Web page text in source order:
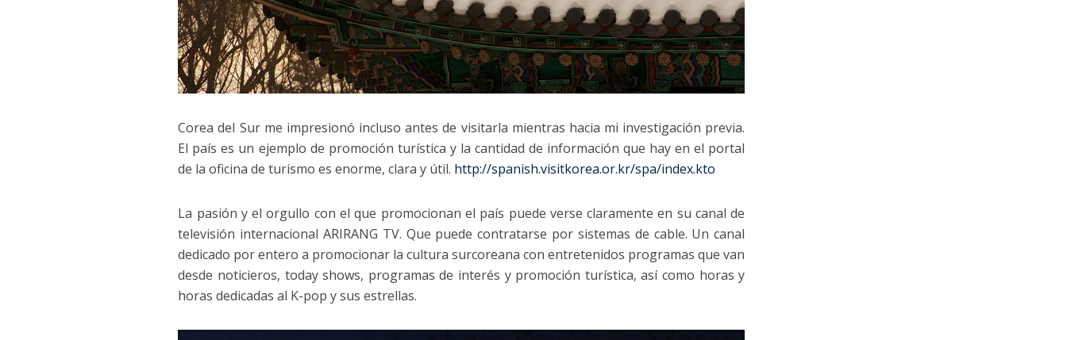
Corea del Sur me impresionó incluso antes de visitarla mientras hacia mi investigación previa.
El país es un ejemplo de promoción turística y la cantidad de información que hay en el portal
de la oficina de turismo es enorme, clara y útil. http://spanish.visitkorea.or.kr/spa/index.kto
La pasión y el orgullo con el que promocionan el país puede verse claramente en su canal de
televisión internacional ARIRANG TV. Que puede contratarse por sistemas de cable. Un canal
dedicado por entero a promocionar la cultura surcoreana con entretenidos programas que van
desde noticieros, today shows, programas de interés y promoción turística, así como horas y
horas dedicadas al K-pop y sus estrellas.